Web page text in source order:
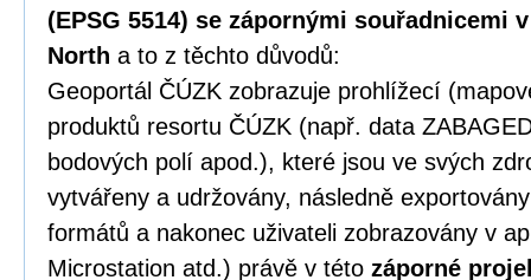
(EPSG 5514) se zápornými souřadnicemi
North a to z těchto důvodů:
Geoportál ČÚZK zobrazuje prohlížecí
produktů resortu ČÚZK (např. data
bodových polí apod.), které jsou ve svých
vytvářeny a udržovány, následně
formátů a nakonec uživateli zobrazovány v
Microstation atd.) právě v této záporné